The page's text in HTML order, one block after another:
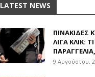
LATEST NEWS
ΠΙΝΑΚΊΔΕΣ
ΛΊΓΑ ΚΛΙΚ:
9 Αυγούστου,